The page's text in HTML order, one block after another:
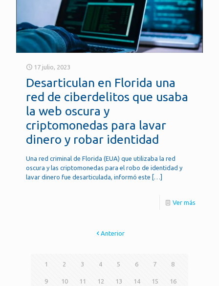
17 julio, 2023
Desarticulan en Florida una
red de ciberdelitos que usaba
la web oscura y
criptomonedas para lavar
dinero y robar identidad
Una red criminal de Florida (EUA) que utilizaba la red
oscura y las criptomonedas para el robo de identidad y
lavar dinero fue desarticulada, informó este […]
Ver más
Anterior
1 2 3 4 5 6 7 8
9 10 11 12 13 14 15 16